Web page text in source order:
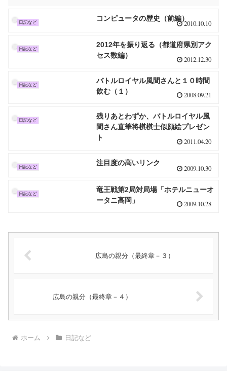
日記など コンピュータの歴史（前編）
2010.10.10
日記など
2012年を振り返る（都道府県別アク
セス数編）
2012.12.30
日記など
バトルロイヤル風間さんと１０時間
飲む（１）
2008.09.21
日記など
残りあとわずか、バトルロイヤル風
間さん直筆将棋棋士似顔絵プレゼン
ト
2011.04.20
日記など 注目度の高いリンク
2009.10.30
日記など
竜王戦第2局対局場「ホテルニューオ
ータニ高岡」
2009.10.28
広島の親分（最終章－３）
広島の親分（最終章－４）
ホーム 日記など